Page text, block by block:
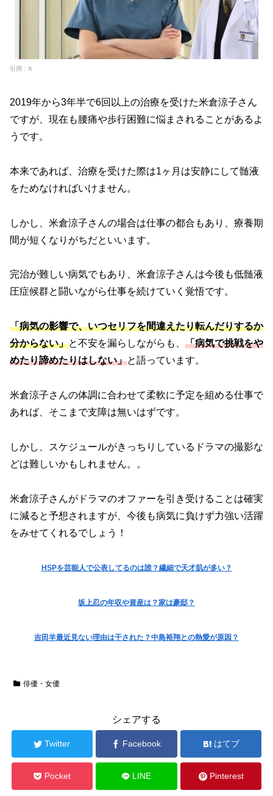
引用：X
2019年から3年半で6回以上の治療を受けた米倉涼子さん
ですが、現在も腰痛や歩行困難に悩まされることがあるよ
うです。
本来であれば、治療を受けた際は1ヶ月は安静にして髄液
をためなければいけません。
しかし、米倉涼子さんの場合は仕事の都合もあり、療養期
間が短くなりがちだといいます。
完治が難しい病気でもあり、米倉涼子さんは今後も低髄液
圧症候群と闘いながら仕事を続けていく覚悟です。
「病気の影響で、いつセリフを間違えたり転んだりするか
分からない」と不安を漏らしながらも、 「病気で挑戦をや
めたり諦めたりはしない」と語っています。
米倉涼子さんの体調に合わせて柔軟に予定を組める仕事で
あれば、そこまで支障は無いはずです。
しかし、スケジュールがきっちりしているドラマの撮影な
どは難しいかもしれません。。
米倉涼子さんがドラマのオファーを引き受けることは確実
に減ると予想されますが、今後も病気に負けず力強い活躍
をみせてくれるでしょう！
HSPを芸能人で公表してるのは誰？繊細で天才肌が多い？
坂上忍の年収や資産は？家は豪邸？
吉田羊最近見ない理由は干された？中島裕翔との熱愛が原因？
俳優・女優
シェアする
Twitter Facebook はてブ
Pocket LINE Pinterest